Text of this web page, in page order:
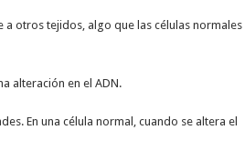
otros tejidos, algo que las células normales
alteración en el ADN.
En una célula normal, cuando se altera el